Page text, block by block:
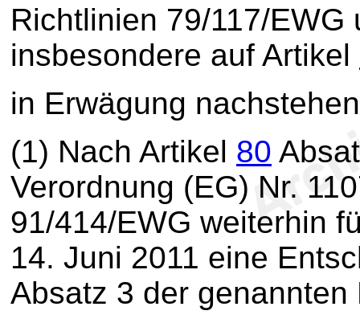
Richtlinien 79/117/
insbesondere auf Artikel
in Erwägung
(1) Nach Artikel 80
Verordnung (EG) Nr.
91/414/EWG weiterhin
14. Juni 2011 eine
Absatz 3 der